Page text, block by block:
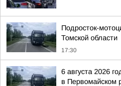
Подросток-
Томской области
17:30
6 августа 2026
в Первомайском